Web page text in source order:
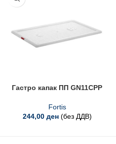
Гастро капак ПП GN11CPP
Fortis
244,00 ден (без ДДВ)